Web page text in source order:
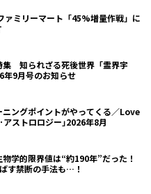
ァミリーマート「45%増量作戦」に
集 知られざる死後世界「霊界宇
年9月号のお知らせ
ニングポイントがやってくる／Love
アストロロジー｣2026年8月
学的限界値は“約190年”だった！
す禁断の手法も…！